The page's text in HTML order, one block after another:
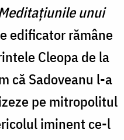
unui
edificator rămâne
Cleopa de la
că Sadoveanu l-a
pe mitropolitul
iminent ce-l